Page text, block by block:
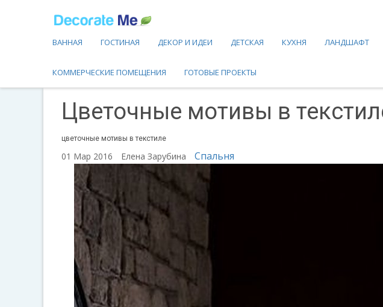
ВАННАЯ ГОСТИНАЯ ДЕКОР И ИДЕИ ДЕТСКАЯ КУХНЯ ЛАНДШАФТ
КОММЕРЧЕСКИЕ ПОМЕЩЕНИЯ ГОТОВЫЕ ПРОЕКТЫ
Цветочные мотивы в
цветочные мотивы в текстиле
01 Мар 2016 Елена Зарубина Спальня